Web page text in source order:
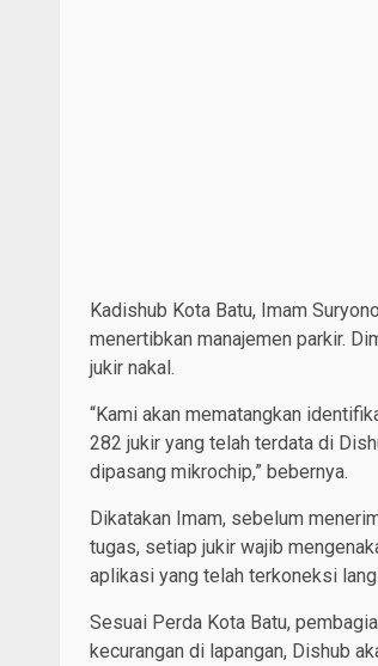
Kadishub Kota Batu, Imam
menertibkan manajemen parkir.
jukir nakal.
“Kami akan mematangkan
282 jukir yang telah terdata di
dipasang mikrochip,” bebernya.
Dikatakan Imam, sebelum
tugas, setiap jukir wajib
aplikasi yang telah terkoneksi
Sesuai Perda Kota Batu,
kecurangan di lapangan, Dishub